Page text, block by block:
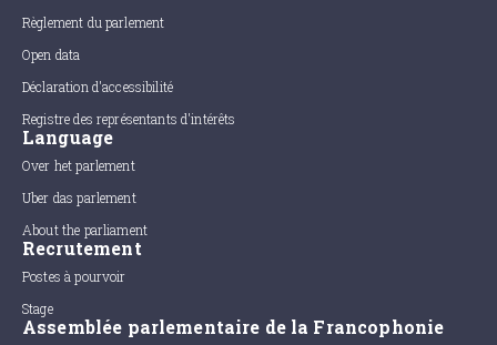
Règlement du parlement
Open data
Déclaration d'accessibilité
Registre des représentants d'intérêts
Language
Over het parlement
Uber das parlement
About the parliament
Recrutement
Postes à pourvoir
Stage
Assemblée parlementaire de la Francophonie